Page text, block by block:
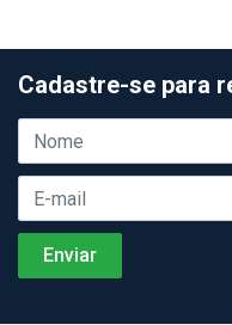
Cadastre-se para